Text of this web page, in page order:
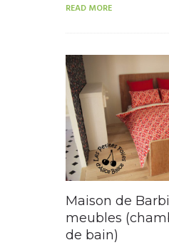
READ MORE
Maison de
meubles
de bain)